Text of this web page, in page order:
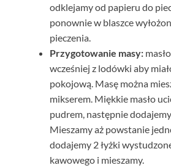
odklejamy od papieru do
ponownie w blaszce
pieczenia.
Przygotowanie masy:
wcześniej z lodówki aby
pokojową. Masę można
mikserem. Miękkie masło
pudrem, następnie
Mieszamy aż powstanie
dodajemy 2 łyżki
kawowego i mieszamy.